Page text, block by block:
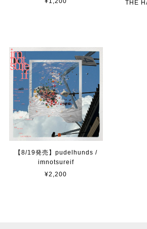
THE
【8/19発売】pudelhunds /
imnotsureif
¥2,200